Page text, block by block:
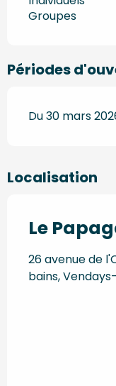
Groupes
Périodes
Du 30 mars
Localisation
Le
26 avenue de
bains,